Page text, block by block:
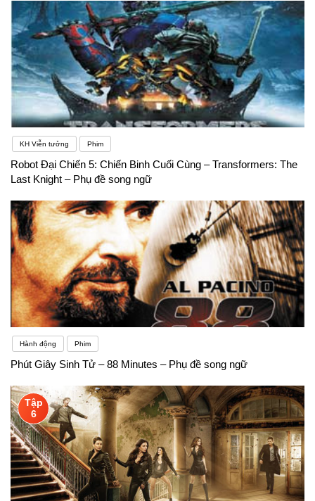
KH Viễn tưởng Phim
Robot Đại Chiến 5: Chiến Binh Cuối Cùng – Transformers: The
Last Knight – Phụ đề song ngữ
Hành động Phim
Phút Giây Sinh Tử – 88 Minutes – Phụ đề song ngữ
Tập
6